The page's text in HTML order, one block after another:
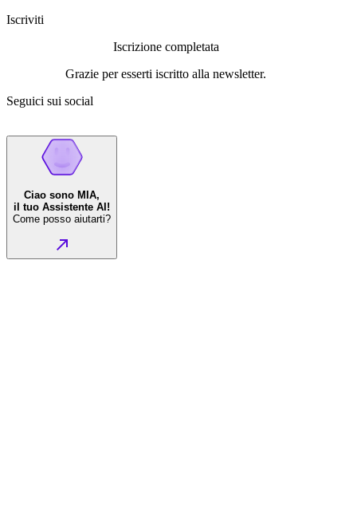
Iscriviti
Iscrizione completata
Grazie per esserti iscritto alla newsletter.
Seguici sui social
Ciao sono MIA,
il tuo Assistente AI!
Come posso aiutarti?